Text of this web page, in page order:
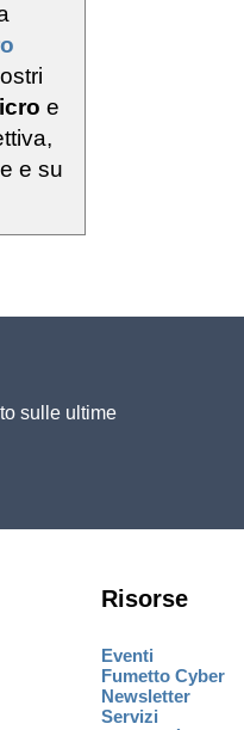
e
e su
sulle ultime
Risorse
Eventi
Fumetto Cyber
Newsletter
Servizi